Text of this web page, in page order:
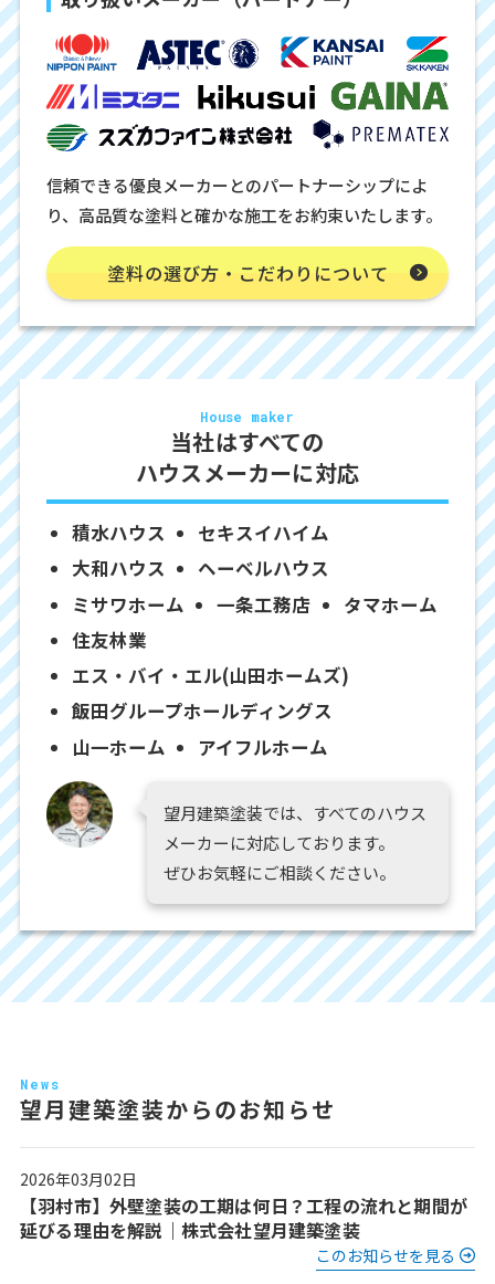
信頼できる優良メーカーとのパートナーシップによ
り、高品質な塗料と確かな施工をお約束いたします。
塗料の選び方・こだわりについて
House maker
当社はすべての
ハウスメーカーに対応
積水ハウス
セキスイハイム
大和ハウス
ヘーベルハウス
ミサワホーム
一条工務店
タマホーム
住友林業
エス・バイ・エル(山田ホームズ)
飯田グループホールディングス
山一ホーム
アイフルホーム
望月建築塗装では、すべてのハウス
メーカーに対応しております。
ぜひお気軽にご相談ください。
News
望月建築塗装からのお知らせ
2026年03月02日
【羽村市】外壁塗装の工期は何日？工程の流れと期間が
延びる理由を解説｜株式会社望月建築塗装
このお知らせを見る